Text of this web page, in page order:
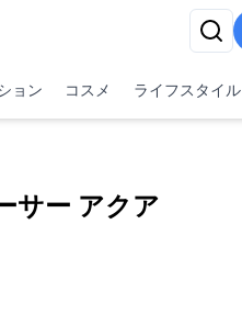
ョン コスメ ライフスタイル
サー アクア